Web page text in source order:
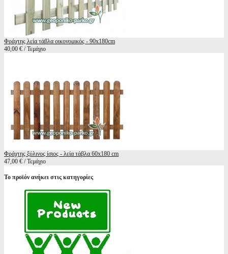
Φράχτης λεία τάβλα οικονομικός - 90x180cm
40,00 € / Τεμάχιο
Φράχτης ξύλινος ίσιος - λεία τάβλα 60x180 cm
47,00 € / Τεμάχιο
Το προϊόν ανήκει στις κατηγορίες